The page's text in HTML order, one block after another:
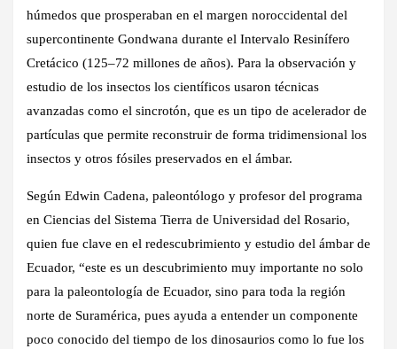
húmedos que prosperaban en el margen noroccidental del
supercontinente Gondwana durante el Intervalo Resinífero
Cretácico (125–72 millones de años). Para la observación y
estudio de los insectos los científicos usaron técnicas
avanzadas como el sincrotón, que es un tipo de acelerador de
partículas que permite reconstruir de forma tridimensional los
insectos y otros fósiles preservados en el ámbar.
Según Edwin Cadena, paleontólogo y profesor del programa
en Ciencias del Sistema Tierra de Universidad del Rosario,
quien fue clave en el redescubrimiento y estudio del ámbar de
Ecuador, “este es un descubrimiento muy importante no solo
para la paleontología de Ecuador, sino para toda la región
norte de Suramérica, pues ayuda a entender un componente
poco conocido del tiempo de los dinosaurios como lo fue los